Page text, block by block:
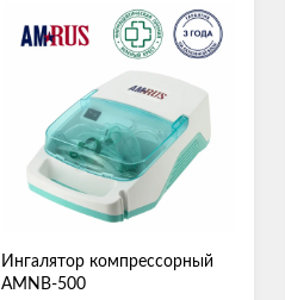
Ингалятор компрессорный
AMNB-500